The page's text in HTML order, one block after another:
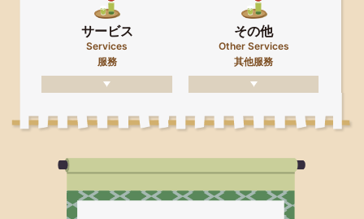
サービス
Services
服務
その他
Other Services
其他服務